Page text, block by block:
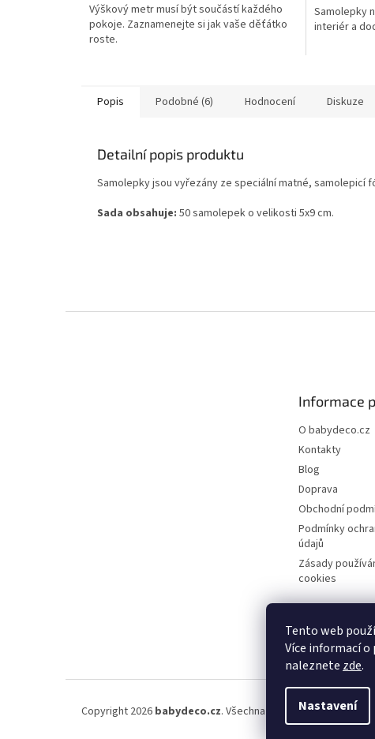
Tento web
Více informací
naleznete zde.
Nastavení
Výškový metr musí být součástí každého
pokoje. Zaznamenejte si jak vaše děťátko
roste.
Samolepky
interiér a
Popis Podobné (6) Hodnocení Diskuze
Detailní popis produktu
Samolepky jsou vyřezány ze speciální matné, samolepicí
Sada obsahuje: 50 samolepek o velikosti 5x9 cm.
Informace
O babydeco.cz
Kontakty
Blog
Doprava
Obchodní
Podmínky
údajů
Zásady
cookies
Copyright 2026 babydeco.cz. Všechna práva vyhrazena.